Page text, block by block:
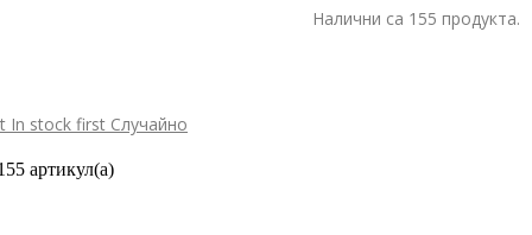
Налични са 155 продукта.
In stock first Случайно
артикул(а)